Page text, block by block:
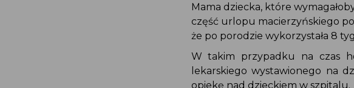
Mama dziecka, które
część urlopu macierzyńskiego
że po porodzie wykorzystała 8
W takim przypadku na czas
lekarskiego wystawionego na
opiekę nad dzieckiem w szpitalu.